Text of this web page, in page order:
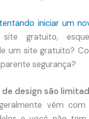
tentando iniciar um
gratuito,
um site gratuito?
segurança?
de design são
vêm